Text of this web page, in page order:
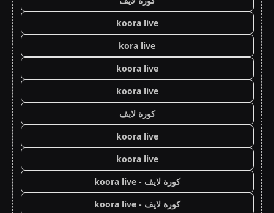
koora live
kora live
koora live
koora live
كورة لايف
koora live
koora live
كورة لايف - koora live
كورة لايف - koora live